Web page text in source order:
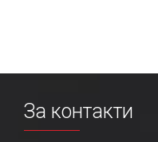
За контакти